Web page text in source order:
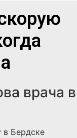
врача в
в Бердске